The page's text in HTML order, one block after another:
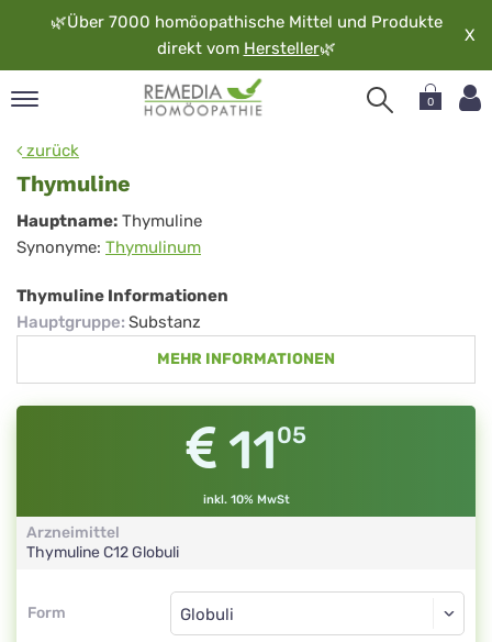
🌿Über 7000 homöopathische Mittel und Produkte
direkt vom Hersteller🌿
X
0
zurück
Thymuline
Thymuline
Hauptname: Thymuline
Synonyme: Thymulinum
Thymuline Informationen
Hauptgruppe: Substanz
MEHR INFORMATIONEN
1105
inkl. 10% MwSt
Arzneimittel
ThymulineC12Globuli
Form
Form